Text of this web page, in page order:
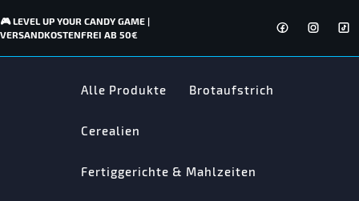
🎮 LEVEL UP YOUR CANDY GAME |
VERSANDKOSTENFREI AB 50€
Alle Produkte Brotaufstrich
Cerealien
Fertiggerichte & Mahlzeiten